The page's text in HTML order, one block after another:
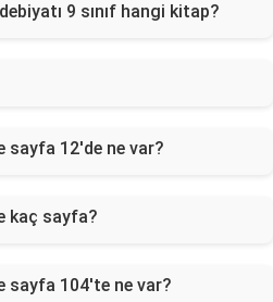
9 sınıf hangi kitap?
sayfa 12'de ne var?
kaç sayfa?
sayfa 104'te ne var?